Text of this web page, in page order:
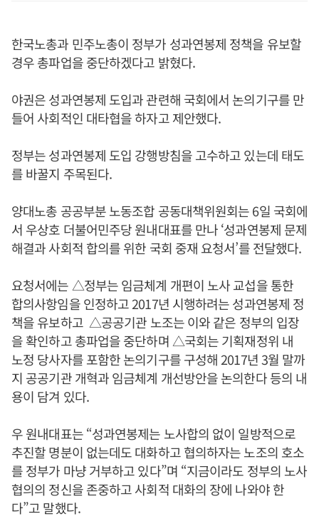
한국노총과 민주노총이 정부가 성과연봉제 정책을 유보할
경우 총파업을 중단하겠다고 밝혔다.
야권은 성과연봉제 도입과 관련해 국회에서 논의기구를 만
들어 사회적인 대타협을 하자고 제안했다.
정부는 성과연봉제 도입 강행방침을 고수하고 있는데 태도
를 바꿀지 주목된다.
양대노총 공공부분 노동조합 공동대책위원회는 6일 국회에
서 우상호 더불어민주당 원내대표를 만나 ‘성과연봉제 문제
해결과 사회적 합의를 위한 국회 중재 요청서’를 전달했다.
요청서에는 △정부는 임금체계 개편이 노사 교섭을 통한
합의사항임을 인정하고 2017년 시행하려는 성과연봉제 정
책을 유보하고 △공공기관 노조는 이와 같은 정부의 입장
을 확인하고 총파업을 중단하며 △국회는 기획재정위 내
노정 당사자를 포함한 논의기구를 구성해 2017년 3월 말까
지 공공기관 개혁과 임금체계 개선방안을 논의한다 등의 내
용이 담겨 있다.
우 원내대표는 “성과연봉제는 노사합의 없이 일방적으로
추진할 명분이 없는데도 대화하고 협의하자는 노조의 호소
를 정부가 마냥 거부하고 있다”며 “지금이라도 정부의 노사
협의의 정신을 존중하고 사회적 대화의 장에 나와야 한
다”고 말했다.